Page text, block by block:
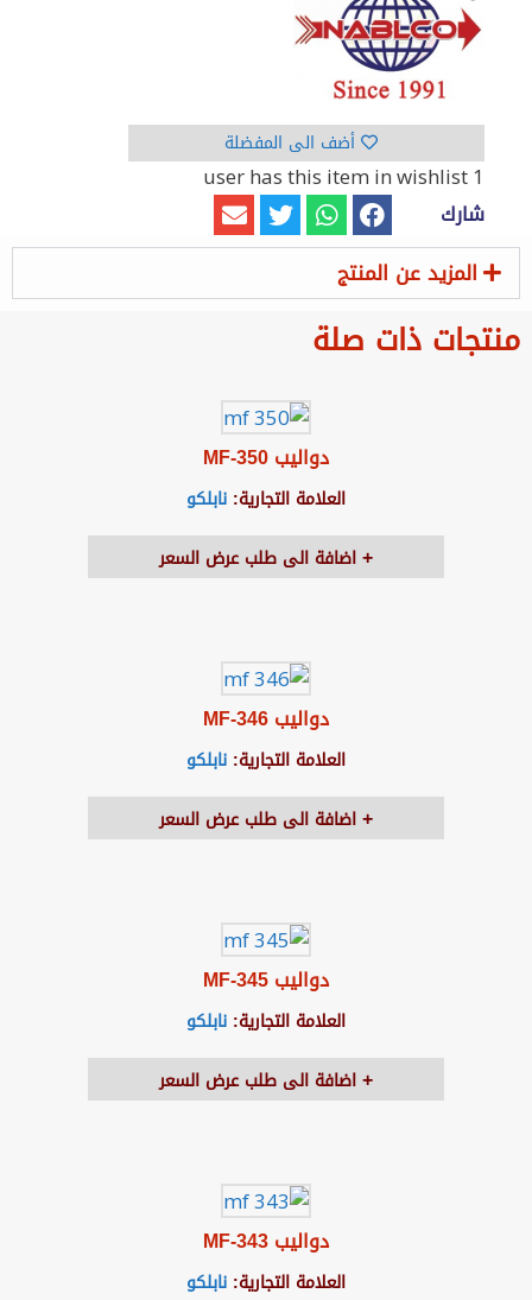
أضف الى المفضلة
1 user
has this item in wishlist
شارك
المزيد عن المنتج
منتجات ذات صلة
دواليب MF-350
العلامة التجارية: نابلكو
اضافة الى طلب عرض السعر
دواليب MF-346
العلامة التجارية: نابلكو
اضافة الى طلب عرض السعر
دواليب MF-345
العلامة التجارية: نابلكو
اضافة الى طلب عرض السعر
دواليب MF-343
العلامة التجارية: نابلكو